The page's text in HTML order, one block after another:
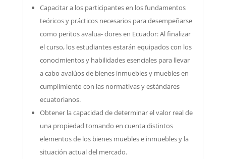
Capacitar a los participantes en los fundamentos
teóricos y prácticos necesarios para desempeñarse
como peritos avalua- dores en Ecuador: Al finalizar
el curso, los estudiantes estarán equipados con los
conocimientos y habilidades esenciales para llevar
a cabo avalúos de bienes inmuebles y muebles en
cumplimiento con las normativas y estándares
ecuatorianos.
Obtener la capacidad de determinar el valor real de
una propiedad tomando en cuenta distintos
elementos de los bienes muebles e inmuebles y la
situación actual del mercado.